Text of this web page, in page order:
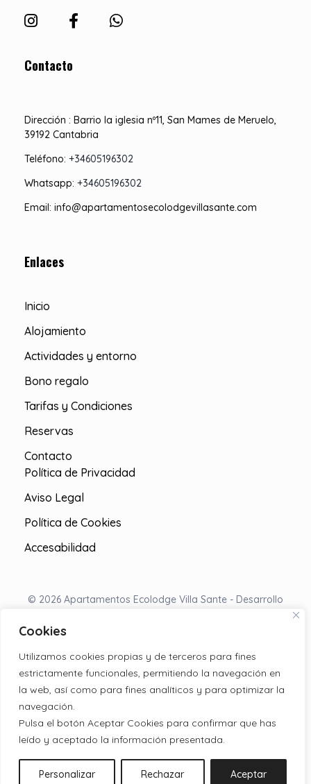
Cookies
Utilizamos cookies propias y de terceros para fines
estrictamente funcionales, permitiendo la navegación en
la web, así como para fines analíticos y para optimizar la
navegación.
Pulsa el botón Aceptar Cookies para confirmar que has
leído y aceptado la información presentada.
Personalizar Rechazar Aceptar
Contacto
Dirección : Barrio la iglesia nº11, San Mames de Meruelo,
39192 Cantabria
Teléfono: +34605196302
Whatsapp: +34605196302
Email: info@apartamentosecolodgevillasante.com
Enlaces
Inicio
Alojamiento
Actividades y entorno
Bono regalo
Tarifas y Condiciones
Reservas
Contacto
Política de Privacidad
Aviso Legal
Política de Cookies
Accesabilidad
© 2026 Apartamentos Ecolodge Villa Sante - Desarrollo